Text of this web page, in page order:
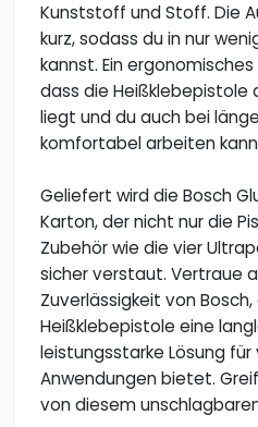
Kunststoff und Stoff. Die
kurz, sodass du in nur
kannst. Ein
dass die Heißklebepistole
liegt und du auch bei
komfortabel arbeiten
Geliefert wird die Bosch
Karton, der nicht nur die
Zubehör wie die vier
sicher verstaut. Vertraue
Zuverlässigkeit von
Heißklebepistole eine
leistungsstarke Lösung
Anwendungen bietet.
von diesem